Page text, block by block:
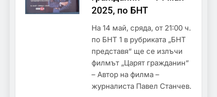
2025, по БНТ
На 14 май, сряда, от 21:00 ч.
по БНТ 1 в рубриката „БНТ
представя“ ще се излъчи
филмът „Царят гражданин“
– Автор на филма –
журналиста Павел Станчев.